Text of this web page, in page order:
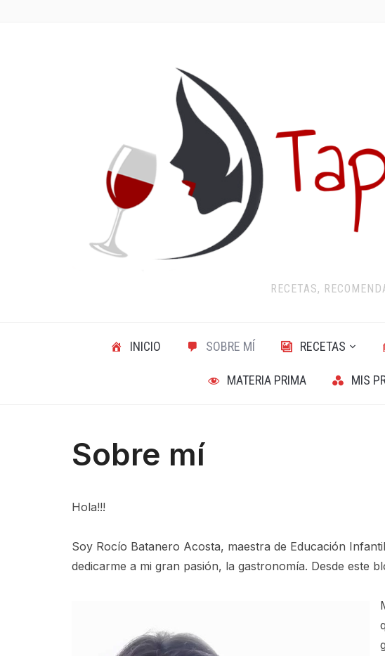
RECETAS,
INICIO SOBRE MÍ RECETAS
MATERIA PRIMA MIS
Sobre mí
Hola!!!
Soy Rocío Batanero Acosta, maestra de Educación
dedicarme a mi gran pasión, la gastronomía. Desde este